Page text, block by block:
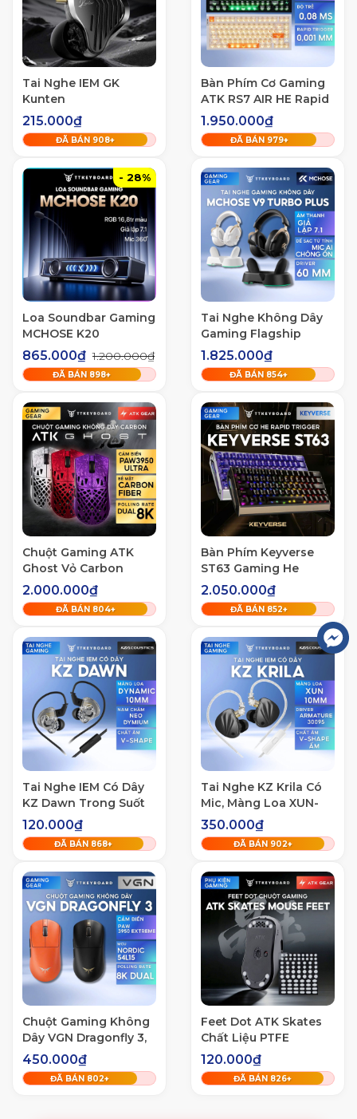
Tai Nghe IEM GK
Kunten
215.000₫
ĐÃ BÁN 909+
Bàn Phím Cơ Gaming
ATK RS7 AIR HE Rapid
Trigger 8K Polling
Rate 0,001mm RT Hiệu
Năng Cao
1.950.000₫
ĐÃ BÁN 980+
- 28%
Loa Soundbar Gaming
MCHOSE K20
865.000₫1.200.000₫
ĐÃ BÁN 899+
Tai Nghe Không Dây
Gaming Flagship
Mchose V9 Turbo Sạc
Không Dây Từ Tính
RGB Màng Loa 60mm
1.825.000₫
ĐÃ BÁN 855+
Chuột Gaming ATK
Ghost Vỏ Carbon
Fiber Paw3950 Ultra
Dual 8K MCU Nordic
54H20 Tặng Hộp
2.000.000₫
ĐÃ BÁN 805+
Bàn Phím Keyverse
ST63 Gaming He
Rapid Trigger Nhôm
CNC RT 0,001mm
Polling Rate 8K Mạnh
2.050.000₫
ĐÃ BÁN 853+
Tai Nghe IEM Có Dây
KZ Dawn Trong Suốt
Màng Loa Dynamic
10mm, Nam Châm
NeoMidium
120.000₫
ĐÃ BÁN 868+
Tai Nghe KZ Krila Có
Mic, Màng Loa XUN-
10mm, Driver
Balanced Armature
30095 Âm V-shape Ấm
350.000₫
ĐÃ BÁN 903+
Chuột Gaming Không
Dây VGN Dragonfly 3,
Siêu Nhẹ, PAW3950
Extreme
450.000₫
ĐÃ BÁN 802+
Feet Dot ATK Skates
Chất Liệu PTFE
Nguyên Chất Mượt Mà
Chống Trượt Nhiều
Kích Thước
120.000₫
ĐÃ BÁN 826+